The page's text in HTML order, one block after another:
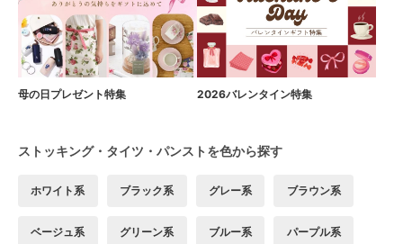
母の日プレゼント特集 2026バレンタイン特集
ストッキング・タイツ・パンストを色から探す
ホワイト系 ブラック系 グレー系 ブラウン系
ベージュ系 グリーン系 ブルー系 パープル系